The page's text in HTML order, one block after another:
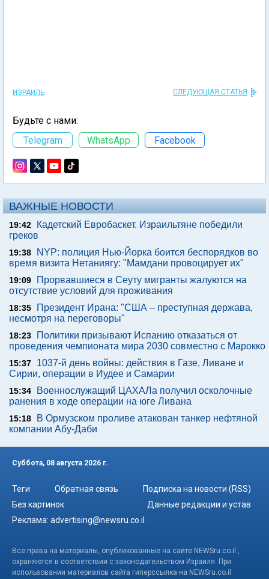
ИЗРАИЛЬ СЛЕДУЮЩАЯ СТАТЬЯ
Будьте с нами:
Telegram
WhatsApp Facebook
ВАЖНЫЕ НОВОСТИ
19:42
Кадетский Евробаскет. Израильтяне победили
греков
19:38
NYP: полиция Нью-Йорка боится беспорядков во
время визита Нетаниягу: "Мамдани провоцирует их"
19:09
Прорвавшиеся в Сеуту мигранты жалуются на
отсутствие условий для проживания
18:35
Президент Ирана: "США – преступная держава,
несмотря на переговоры"
18:23
Политики призывают Испанию отказаться от
проведения чемпионата мира 2030 совместно с Марокко
15:37
1037-й день войны: действия в Газе, Ливане и
Сирии, операции в Иудее и Самарии
15:34
Военнослужащий ЦАХАЛа получил осколочные
ранения в ходе операции на юге Ливана
15:18
В Ормузском проливе атакован танкер нефтяной
компании Абу-Даби
Суббота, 08 августа 2026 г.
Теги Обратная связь
Подписка на новости (RSS)
Без картинок
Данные редакции и устав
Реклама: advertising@newsru.co.il
Все права на материалы, опубликованные на сайте NEWSru.co.il ,
охраняются в соответствии с законодательством Израиля. При
использовании материалов сайта гиперссылка на NEWSru.co.il